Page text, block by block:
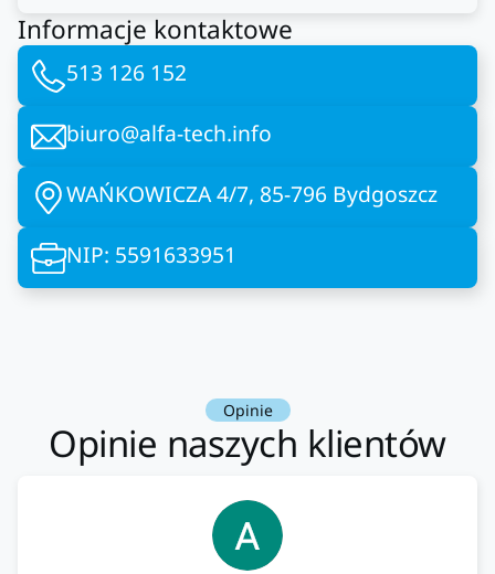
Informacje kontaktowe
513 126 152
biuro@alfa-tech.info
WAŃKOWICZA 4/7, 85-796 Bydgoszcz
NIP: 5591633951
Opinie
Opinie naszych klientów